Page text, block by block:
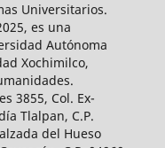
Universitarios.
es una
Autónoma
Xochimilco,
3855, Col. Ex-
Tlalpan, C.P.
del Hueso